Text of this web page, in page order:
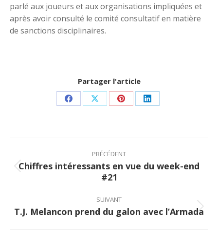
parlé aux joueurs et aux organisations impliquées et
après avoir consulté le comité consultatif en matière
de sanctions disciplinaires.
Partager l'article
Share Share Share Share
Post
navigation
PRÉCÉDENT
Previous
post:
Chiffres intéressants en vue du week-end
#21
SUIVANT
Next
T.J. Melancon prend du galon avec l’Armada